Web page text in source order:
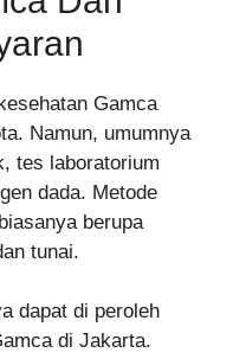
Gamca
Namun, umumnya
tes laboratorium
dada. Metode
berupa
tunai.
dapat di peroleh
di Jakarta.